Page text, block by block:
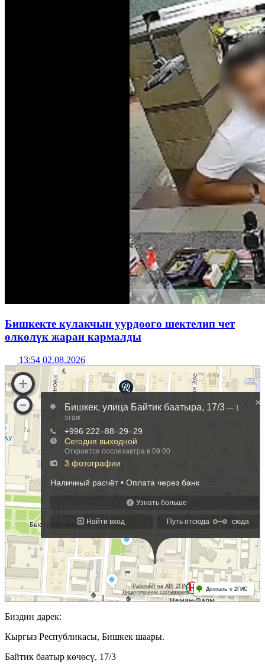
Бишкекте кулакчын уурдоого шектелип чет
өлкөлүк жаран кармалды
13:54 02.08.2026
Биздин дарек:
Кыргыз Республикасы, Бишкек шаары.
Байтик баатыр көчөсү, 17/3